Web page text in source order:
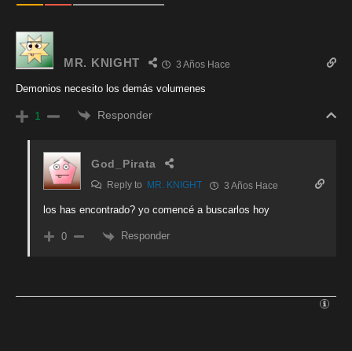
MR. KNIGHT 3 Años Hace
Demonios necesito los demás volumenes
1 Responder
God_Pirata
Reply to MR. KNIGHT 3 Años Hace
los has encontrado? yo comencé a buscarlos hoy
0 Responder